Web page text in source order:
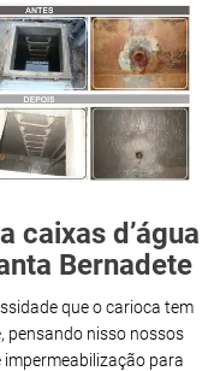
caixas d’água
Bernadete
que o carioca tem
pensando nisso nossos
impermeabilização para